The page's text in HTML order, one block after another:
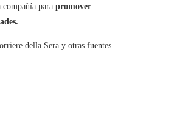
compañía para promover
della Sera y otras fuentes.